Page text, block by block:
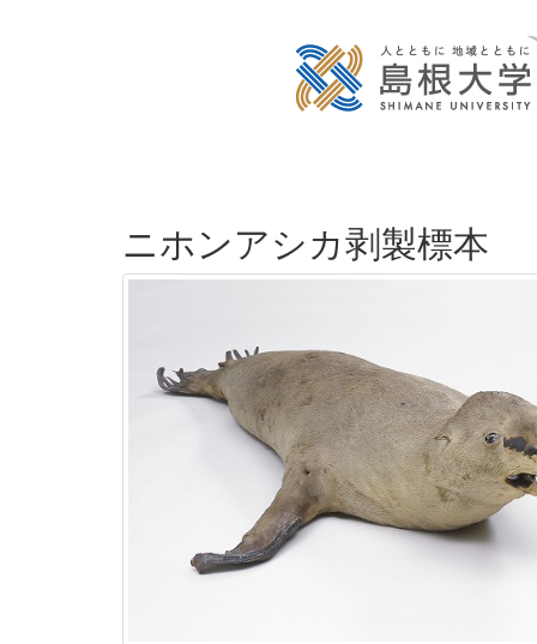
ニホンアシカ剥製標本